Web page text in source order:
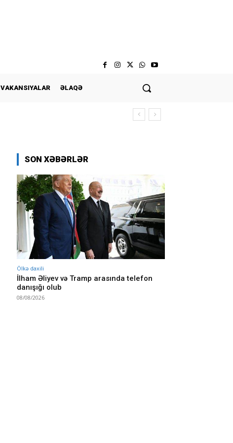
VAKANSIYALAR ƏLAQƏ
SON XƏBƏRLƏR
Ölkə daxili
İlham Əliyev və Tramp arasında telefon
danışığı olub
08/08/2026